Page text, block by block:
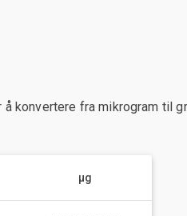
konvertere fra mikrogram til
µg